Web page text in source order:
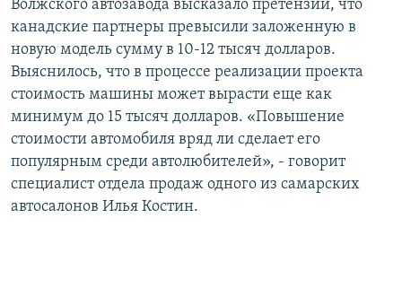
Волжского автозавода высказало претензии, что
канадские партнеры превысили заложенную в
новую модель сумму в 10-12 тысяч долларов.
Выяснилось, что в процессе реализации проекта
стоимость машины может вырасти еще как
минимум до 15 тысяч долларов. «Повышение
стоимости автомобиля вряд ли сделает его
популярным среди автолюбителей», - говорит
специалист отдела продаж одного из самарских
автосалонов Илья Костин.